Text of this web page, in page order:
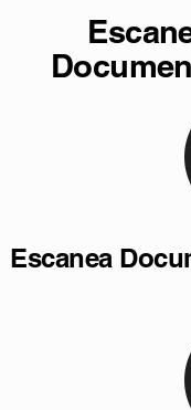
Escanea